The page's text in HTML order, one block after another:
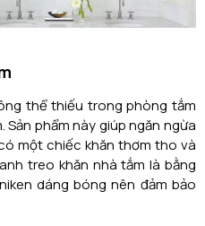
thể thiếu trong phòng tắm
phẩm này giúp ngăn ngừa
một chiếc khăn thơm tho và
treo khăn nhà tắm là bằng
dáng bóng nên đảm bảo